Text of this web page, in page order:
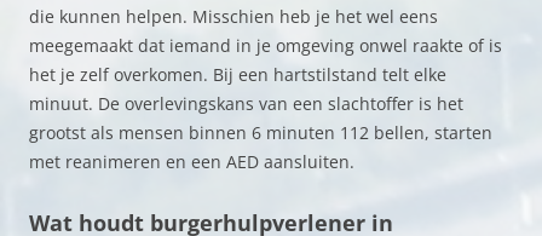
die kunnen helpen. Misschien heb je het wel eens
meegemaakt dat iemand in je omgeving onwel raakte of is
het je zelf overkomen. Bij een hartstilstand telt elke
minuut. De overlevingskans van een slachtoffer is het
grootst als mensen binnen 6 minuten 112 bellen, starten
met reanimeren en een AED aansluiten.
Wat houdt burgerhulpverlener in